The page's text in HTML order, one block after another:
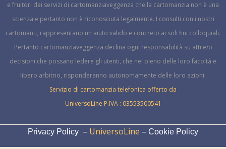
e fruitori dei servizi di cartomanziaveggenza che la cartomanzia non è una
scienza e pertanto non è riconosciuta legalmente. I consulti con i nostri
cartomanti, rappresentano un aiuto valido e concreto ai soli fini colloquiali.
Pertanto cartomanziaveggenza declina ogni responsabilità su atti e/o
decisioni che possano ledere gli utenti, che nel pieno delle loro facoltà e
libero arbitrio, risponderanno autonomamente delle loro azioni.
Servizio di cartomanzia telefonica offerto da
UniversoLine P.IVA : 03553500541
Privacy Policy – UniversoLine – Cookie Policy